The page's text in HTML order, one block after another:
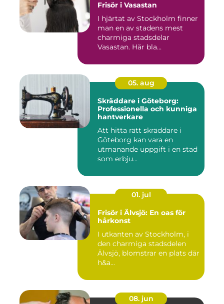
Frisör i Vasastan
I hjärtat av Stockholm finner
man en av stadens mest
charmiga stadsdelar
Vasastan. Här bla...
05. aug
Skräddare i Göteborg:
Professionella och kunniga
hantverkare
Att hitta rätt skräddare i
Göteborg kan vara en
utmanande uppgift i en stad
som erbju...
01. jul
Frisör i Älvsjö: En oas för
hårkonst
I utkanten av Stockholm, i
den charmiga stadsdelen
Älvsjö, blomstrar en plats där
h&a...
08. jun